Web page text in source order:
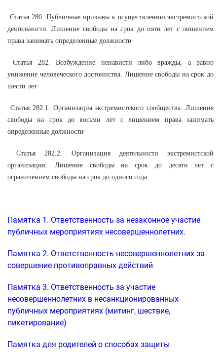
Статья 280. Публичные призывы к осуществлению экстремистской
деятельности. Лишение свободы на срок до пяти лет с лишением
права занимать определенные должности·
Статья 282. Возбуждение ненависти либо вражды, а равно
унижение человеческого достоинства. Лишение свободы на срок до
шести лет·
Статья 282.1. Организация экстремистского сообщества. Лишение
свободы на срок до восьми лет с лишением права занимать
определенные должности·
Статья 282.2. Организация деятельности экстремистской
организации. Лишение свободы на срок до десяти лет с
ограничением свободы на срок до одного года·
Памятка 1. Ответственность за незаконное участие
публичных мероприятиях несовершеннолетних.
Памятка 2. Ответственность несовершеннолетних за
совершение противоправных действий
Памятка 3. Ответственность за участие
несовершеннолетних в несанкционированных
публичных мероприятиях (митинг, шествие,
пикетирование)
Памятка для родителей о способах защиты